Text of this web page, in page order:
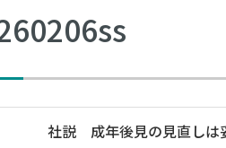
社説 成年後見の見直しは